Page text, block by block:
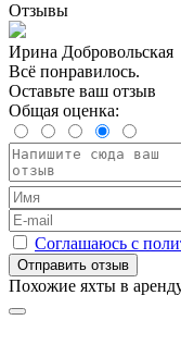
Отзывы
Ирина Добровольская
Всё понравилось.
Оставьте ваш отзыв
Общая оценка:
Соглашаюсь с
Отправить отзыв
Похожие яхты в